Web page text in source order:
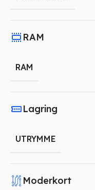
RAM
RAM
Lagring
UTRYMME
Moderkort